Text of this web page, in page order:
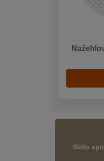
Sídlo